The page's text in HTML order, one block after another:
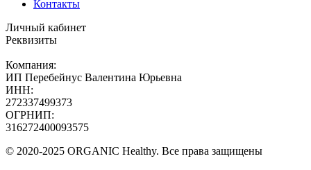
Контакты
Личный кабинет
Реквизиты
Компания:
ИП Перебейнус Валентина Юрьевна
ИНН:
272337499373
ОГРНИП:
316272400093575
© 2020-2025 ORGANIC Healthy. Все права защищены